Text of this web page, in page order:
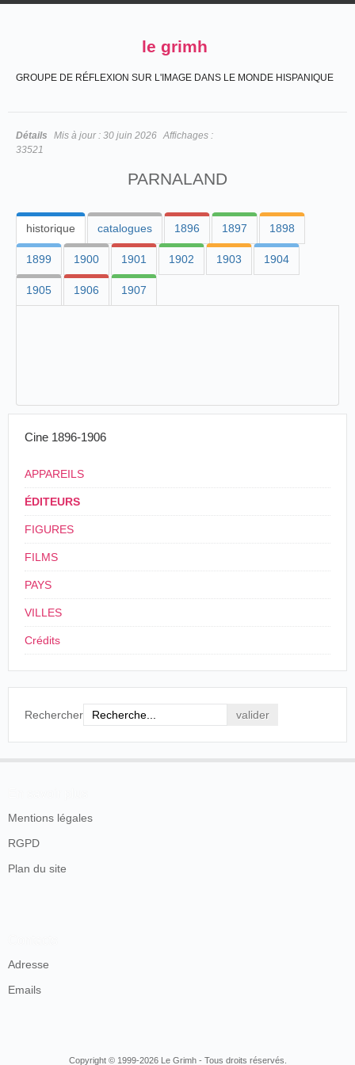
le grimh
GROUPE DE RÉFLEXION SUR L'IMAGE DANS LE MONDE HISPANIQUE
Détails Mis à jour : 30 juin 2026 Affichages :
33521
PARNALAND
historique catalogues 1896 1897 1898
1899 1900 1901 1902 1903 1904
1905 1906 1907
Cine 1896-1906
APPAREILS
ÉDITEURS
FIGURES
FILMS
PAYS
VILLES
Crédits
Rechercher
Mentions légales
RGPD
Plan du site
Adresse
Emails
Copyright © 1999-2026 Le Grimh - Tous droits réservés.